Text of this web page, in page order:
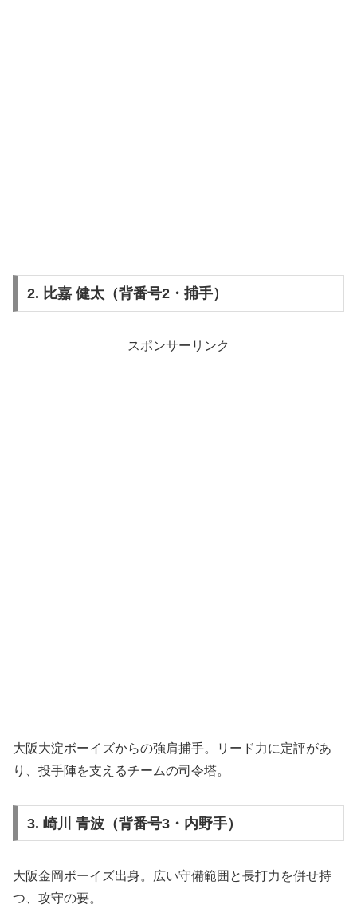
2. 比嘉 健太（背番号2・捕手）
スポンサーリンク
大阪大淀ボーイズからの強肩捕手。リード力に定評があ
り、投手陣を支えるチームの司令塔。
3. 崎川 青波（背番号3・内野手）
大阪金岡ボーイズ出身。広い守備範囲と長打力を併せ持
つ、攻守の要。